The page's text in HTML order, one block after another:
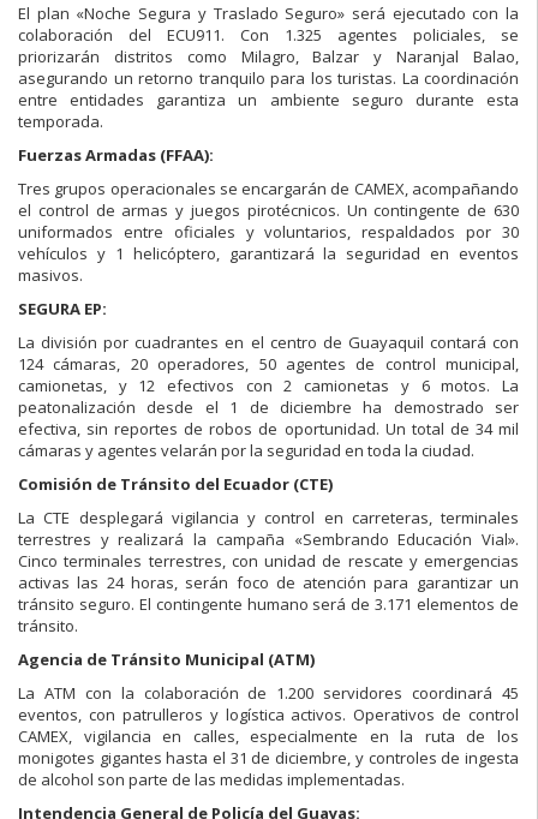
El plan «Noche Segura y Traslado Seguro» será ejecutado con la
colaboración del ECU911. Con 1.325 agentes policiales, se
priorizarán distritos como Milagro, Balzar y Naranjal Balao,
asegurando un retorno tranquilo para los turistas. La coordinación
entre entidades garantiza un ambiente seguro durante esta
temporada.
Fuerzas Armadas (FFAA):
Tres grupos operacionales se encargarán de CAMEX, acompañando
el control de armas y juegos pirotécnicos. Un contingente de 630
uniformados entre oficiales y voluntarios, respaldados por 30
vehículos y 1 helicóptero, garantizará la seguridad en eventos
masivos.
SEGURA EP:
La división por cuadrantes en el centro de Guayaquil contará con
124 cámaras, 20 operadores, 50 agentes de control municipal,
camionetas, y 12 efectivos con 2 camionetas y 6 motos. La
peatonalización desde el 1 de diciembre ha demostrado ser
efectiva, sin reportes de robos de oportunidad. Un total de 34 mil
cámaras y agentes velarán por la seguridad en toda la ciudad.
Comisión de Tránsito del Ecuador (CTE)
La CTE desplegará vigilancia y control en carreteras, terminales
terrestres y realizará la campaña «Sembrando Educación Vial».
Cinco terminales terrestres, con unidad de rescate y emergencias
activas las 24 horas, serán foco de atención para garantizar un
tránsito seguro. El contingente humano será de 3.171 elementos de
tránsito.
Agencia de Tránsito Municipal (ATM)
La ATM con la colaboración de 1.200 servidores coordinará 45
eventos, con patrulleros y logística activos. Operativos de control
CAMEX, vigilancia en calles, especialmente en la ruta de los
monigotes gigantes hasta el 31 de diciembre, y controles de ingesta
de alcohol son parte de las medidas implementadas.
Intendencia General de Policía del Guayas: